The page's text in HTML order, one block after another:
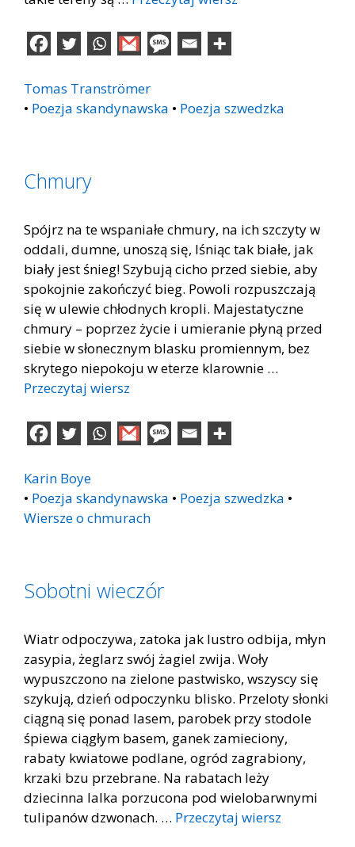
Tomas Tranströmer
• Poezja skandynawska • Poezja szwedzka
Chmury
Spójrz na te wspaniałe chmury, na ich szczyty w
oddali, dumne, unoszą się, lśniąc tak białe, jak
biały jest śnieg! Szybują cicho przed siebie, aby
spokojnie zakończyć bieg. Powoli rozpuszczają
się w ulewie chłodnych kropli. Majestatyczne
chmury – poprzez życie i umieranie płyną przed
siebie w słonecznym blasku promiennym, bez
skrytego niepokoju w eterze klarownie …
Przeczytaj wiersz
Karin Boye
• Poezja skandynawska • Poezja szwedzka •
Wiersze o chmurach
Sobotni wieczór
Wiatr odpoczywa, zatoka jak lustro odbija, młyn
zasypia, żeglarz swój żagiel zwija. Woły
wypuszczono na zielone pastwisko, wszyscy się
szykują, dzień odpoczynku blisko. Przeloty słonki
ciągną się ponad lasem, parobek przy stodole
śpiewa ciągłym basem, ganek zamieciony,
rabaty kwiatowe podlane, ogród zagrabiony,
krzaki bzu przebrane. Na rabatach leży
dziecinna lalka porzucona pod wielobarwnymi
tulipanów dzwonach. … Przeczytaj wiersz